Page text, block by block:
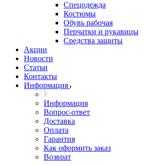
Спецодежда
Костюмы
Обувь рабочая
Перчатки и рукавицы
Средства защиты
Акции
Новости
Статьи
Контакты
Информация
Информация
Вопрос-ответ
Доставка
Оплата
Гарантия
Как оформить заказ
Возврат